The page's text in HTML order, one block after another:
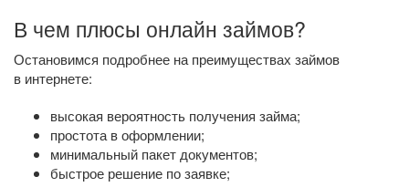
В чем плюсы онлайн займов?
Остановимся подробнее на преимуществах займов
в интернете:
высокая вероятность получения займа;
простота в оформлении;
минимальный пакет документов;
быстрое решение по заявке;